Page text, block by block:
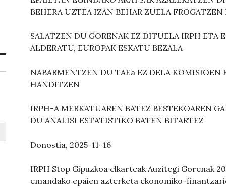
BEHERA UZTEA IZAN BEHAR ZUELA FROGATZEN
SALATZEN DU GORENAK EZ DITUELA IRPH ETA
ALDERATU, EUROPAK ESKATU BEZALA
NABARMENTZEN DU TAEa EZ DELA KOMISIOEN
HANDITZEN
IRPH-A MERKATUAREN BATEZ BESTEKOAREN
DU ANALISI ESTATISTIKO BATEN BITARTEZ
Donostia, 2025-11-16
IRPH Stop Gipuzkoa elkarteak Auzitegi Gorenak
emandako epaien azterketa ekonomiko-